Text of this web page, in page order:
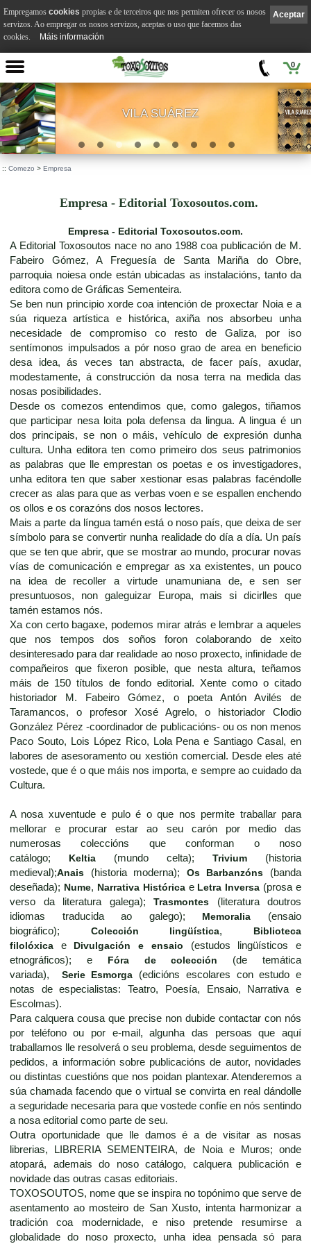
0
VILA SUÁREZ
:: Comezo > Empresa
Empresa - Editorial Toxosoutos.com.
Empresa - Editorial Toxosoutos.com.
A Editorial Toxosoutos nace no ano 1988 coa publicación de M.
Fabeiro Gómez, A Freguesía de Santa Mariña do Obre,
parroquia noiesa onde están ubicadas as instalacións, tanto da
editora como de Gráficas Sementeira.
Se ben nun principio xorde coa intención de proxectar Noia e a
súa riqueza artística e histórica, axiña nos absorbeu unha
necesidade de compromiso co resto de Galiza, por iso
sentímonos impulsados a pór noso grao de area en beneficio
desa idea, ás veces tan abstracta, de facer país, axudar,
modestamente, á construcción da nosa terra na medida das
nosas posibilidades.
Desde os comezos entendimos que, como galegos, tiñamos
que participar nesa loita pola defensa da lingua. A lingua é un
dos principais, se non o máis, vehículo de expresión dunha
cultura. Unha editora ten como primeiro dos seus patrimonios
as palabras que lle emprestan os poetas e os investigadores,
unha editora ten que saber xestionar esas palabras facéndolle
crecer as alas para que as verbas voen e se espallen enchendo
os ollos e os corazóns dos nosos lectores.
Mais a parte da língua tamén está o noso país, que deixa de ser
símbolo para se convertir nunha realidade do día a día. Un país
que se ten que abrir, que se mostrar ao mundo, procurar novas
vías de comunicación e empregar as xa existentes, un pouco
na idea de recoller a virtude unamuniana de, e sen ser
presuntuosos, non galeguizar Europa, mais si dicirlles que
tamén estamos nós.
Xa con certo bagaxe, podemos mirar atrás e lembrar a aqueles
que nos tempos dos soños foron colaborando de xeito
desinteresado para dar realidade ao noso proxecto, infinidade de
compañeiros que fixeron posible, que nesta altura, teñamos
máis de 150 títulos de fondo editorial. Xente como o citado
historiador M. Fabeiro Gómez, o poeta Antón Avilés de
Taramancos, o profesor Xosé Agrelo, o historiador Clodio
González Pérez -coordinador de publicacións- ou os non menos
Paco Souto, Lois López Rico, Lola Pena e Santiago Casal, en
labores de asesoramento ou xestión comercial. Desde eles até
vostede, que é o que máis nos importa, e sempre ao cuidado da
Cultura.
A nosa xuventude e pulo é o que nos permite traballar para
mellorar e procurar estar ao seu carón por medio das
numerosas coleccións que conforman o noso
catálogo; Keltia (mundo celta); Trivium (historia
medieval);Anais (historia moderna); Os Barbanzóns (banda
deseñada); Nume, Narrativa Históricae Letra Inversa (prosa e
verso da literatura galega); Trasmontes (literatura doutros
idiomas traducida ao galego); Memoralia (ensaio
biográfico); Colección lingüística, Biblioteca
filolóxica e Divulgación e ensaio (estudos lingüísticos e
etnográficos); e Fóra de colección (de temática
variada), Serie Esmorga (edicións escolares con estudo e
notas de especialistas: Teatro, Poesía, Ensaio, Narrativa e
Escolmas).
Para calquera cousa que precise non dubide contactar con nós
por teléfono ou por e-mail, algunha das persoas que aquí
traballamos lle resolverá o seu problema, desde seguimentos de
pedidos, a información sobre publicacións de autor, novidades
ou distintas cuestións que nos poidan plantexar. Atenderemos a
súa chamada facendo que o virtual se convirta en real dándolle
a seguridade necesaria para que vostede confíe en nós sentindo
a nosa editorial como parte de seu.
Outra oportunidade que lle damos é a de visitar as nosas
librerias, LIBRERIA SEMENTEIRA, de Noia e Muros; onde
atopará, ademais do noso catálogo, calquera publicación e
novidade das outras casas editoriais.
TOXOSOUTOS, nome que se inspira no topónimo que serve de
asentamento ao mosteiro de San Xusto, intenta harmonizar a
tradición coa modernidade, e niso pretende resumirse a
globalidade do noso proxecto, unha idea pensada só para
Aceptar
Empregamos cookies propias e de terceiros que nos permiten ofrecer os nosos
servizos. Ao empregar os nosos servizos, aceptas o uso que facemos das
cookies.
Máis información